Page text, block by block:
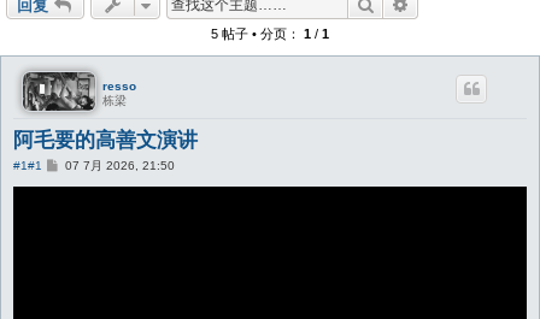
5 帖子 • 分页： 1 / 1
resso
栋梁
阿毛要的高善文演讲
#1#1
帖
07 7月 2026, 21:50